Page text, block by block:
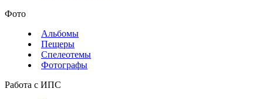
Фото
Альбомы
Пещеры
Спелеотемы
Фотографы
Работа с ИПС